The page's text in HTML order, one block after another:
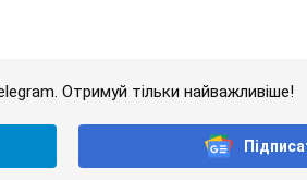
Отримуй тільки найважливіше!